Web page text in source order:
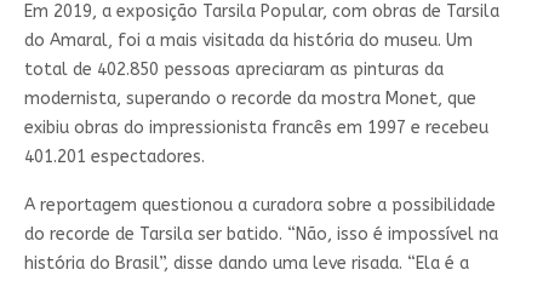
Em 2019, a exposição Tarsila Popular, com obras de Tarsila
do Amaral, foi a mais visitada da história do museu. Um
total de 402.850 pessoas apreciaram as pinturas da
modernista, superando o recorde da mostra Monet, que
exibiu obras do impressionista francês em 1997 e recebeu
401.201 espectadores.
A reportagem questionou a curadora sobre a possibilidade
do recorde de Tarsila ser batido. “Não, isso é impossível na
história do Brasil”, disse dando uma leve risada. “Ela é a